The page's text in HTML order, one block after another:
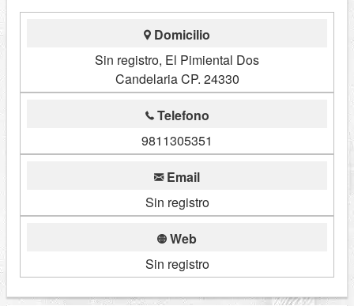
Domicilio
Sin registro, El Pimiental Dos
Candelaria CP. 24330
Telefono
9811305351
Email
Sin registro
Web
Sin registro